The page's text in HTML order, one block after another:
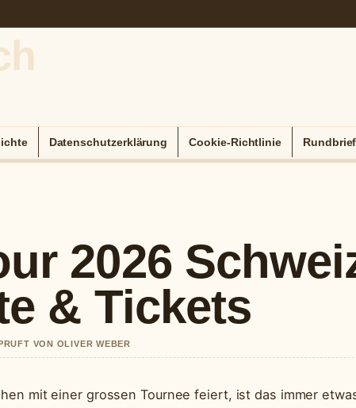
Datenschutzerklärung Cookie-Richtlinie Rundbrief
2026
& Tickets
VON OLIVER WEBER
mit einer grossen Tournee feiert, ist das immer